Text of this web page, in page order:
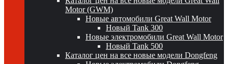
Motor (GWM)
Новые автомобили Great Wall Motor
Новый Tank 300
Новые электромобили Great Wall Motor
Новый Tank 500
Каталог цен на все новые модели Dongfeng